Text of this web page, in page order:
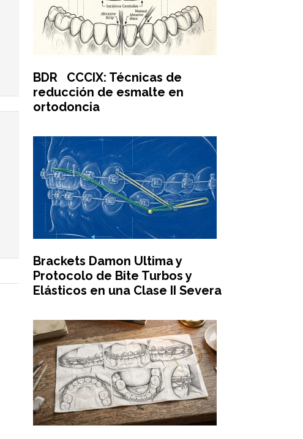
BDR CCCIX: Técnicas de
reducción de esmalte en
ortodoncia
Brackets Damon Ultima y
Protocolo de Bite Turbos y
Elásticos en una Clase II Severa